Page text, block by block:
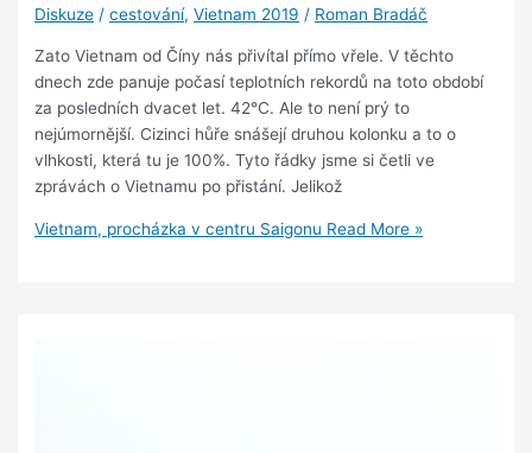
Diskuze /cestování,Vietnam 2019 / Roman Bradáč
Zato Vietnam od Číny nás přivítal přímo vřele. V těchto
dnech zde panuje počasí teplotních rekordů na toto období
za posledních dvacet let. 42°C. Ale to není prý to
nejúmornější. Cizinci hůře snášejí druhou kolonku a to o
vlhkosti, která tu je 100%. Tyto řádky jsme si četli ve
zprávách o Vietnamu po přistání. Jelikož
Vietnam, procházka v centru Saigonu Read More »